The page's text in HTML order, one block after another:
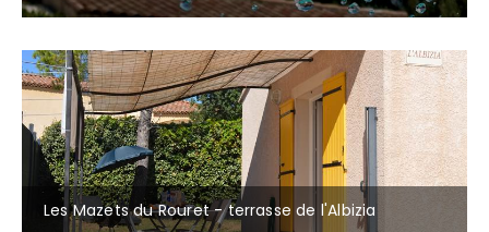
Les Mazets du Rouret - terrasse de l'Albizia